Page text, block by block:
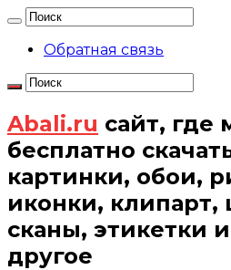
Обратная связь
Abali.ru сайт, где
бесплатно
картинки, обои,
иконки,
сканы, этикетки
другое